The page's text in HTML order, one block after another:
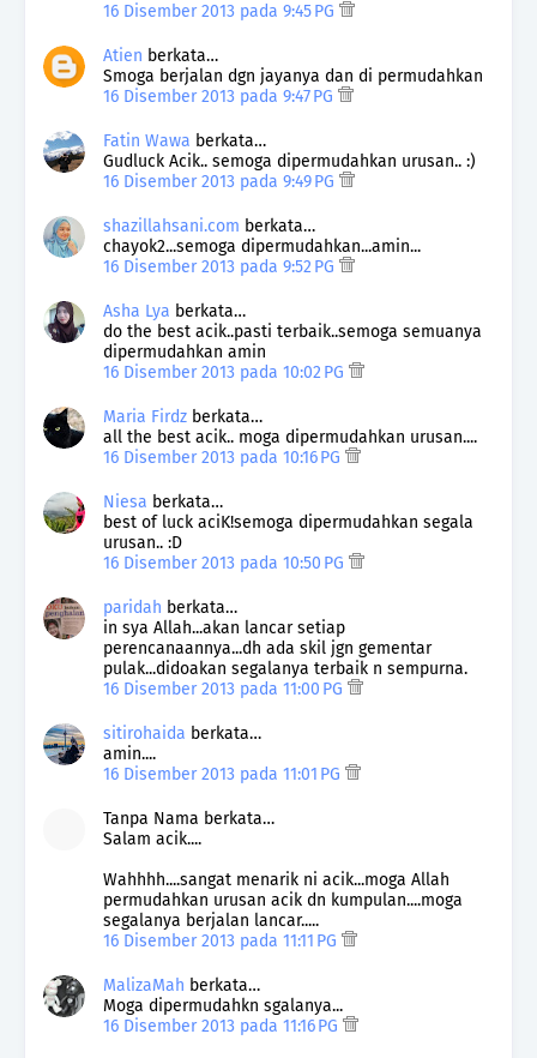
16 Disember 2013 pada 9:45 PG
Atien berkata…
Smoga berjalan dgn jayanya dan di permudahkan
16 Disember 2013 pada 9:47 PG
Fatin Wawa berkata…
Gudluck Acik.. semoga dipermudahkan urusan.. :)
16 Disember 2013 pada 9:49 PG
shazillahsani.com berkata…
chayok2...semoga dipermudahkan...amin...
16 Disember 2013 pada 9:52 PG
Asha Lya berkata…
do the best acik..pasti terbaik..semoga semuanya
dipermudahkan amin
16 Disember 2013 pada 10:02 PG
Maria Firdz berkata…
all the best acik.. moga dipermudahkan urusan....
16 Disember 2013 pada 10:16 PG
Niesa berkata…
best of luck aciK!semoga dipermudahkan segala
urusan.. :D
16 Disember 2013 pada 10:50 PG
paridah berkata…
in sya Allah...akan lancar setiap
perencanaannya...dh ada skil jgn gementar
pulak...didoakan segalanya terbaik n sempurna.
16 Disember 2013 pada 11:00 PG
sitirohaida berkata…
amin....
16 Disember 2013 pada 11:01 PG
Tanpa Nama berkata…
Salam acik....
Wahhhh....sangat menarik ni acik...moga Allah
permudahkan urusan acik dn kumpulan....moga
segalanya berjalan lancar.....
16 Disember 2013 pada 11:11 PG
MalizaMah berkata…
Moga dipermudahkn sgalanya...
16 Disember 2013 pada 11:16 PG